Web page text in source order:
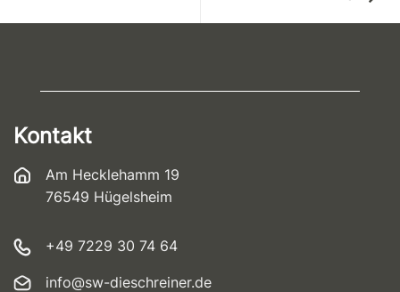
Kontakt
Am Hecklehamm 19
76549 Hügelsheim
+49 7229 30 74 64
info@sw-dieschreiner.de